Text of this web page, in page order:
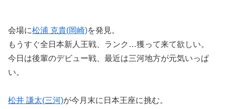
会場に松浦 克貴(岡崎)を発見。
もうすぐ全日本新人王戦、ランク…獲って来て欲しい。
今日は後輩のデビュー戦、最近は三河地方が元気いっぱ
い。
松井 謙太(三河)が今月末に日本王座に挑む。